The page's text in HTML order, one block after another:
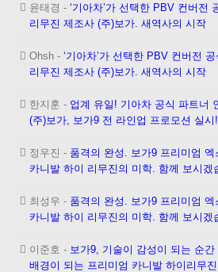
윤태경 - ‘기아차’가 선택한 PBV 컨버전
리무진 제조사 (주)보가. 새역사의 시작
Ohsh - ‘기아차’가 선택한 PBV 컨버전
리무진 제조사 (주)보가. 새역사의 시작
한지훈 - 업계 유일! 기아차 공식 파트너
(주)보가, 보가9 전 라인업 프로모션 실시!
정우진 - 품격의 완성. 보가9 프리미엄
카니발 하이 리무진의 미학. 함께 보시겠
최성우 - 품격의 완성. 보가9 프리미엄
카니발 하이 리무진의 미학. 함께 보시겠
이준호 - 보가9, 기술이 감성이 되는 순
배경이 되는 프리미엄 카니발 하이리무진